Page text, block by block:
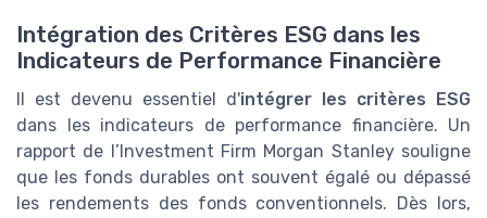
Intégration des Critères ESG dans les
Indicateurs de Performance Financière
Il est devenu essentiel d'intégrer les critères ESG
dans les indicateurs de performance financière. Un
rapport de l’Investment Firm Morgan Stanley souligne
que les fonds durables ont souvent égalé ou dépassé
les rendements des fonds conventionnels. Dès lors,